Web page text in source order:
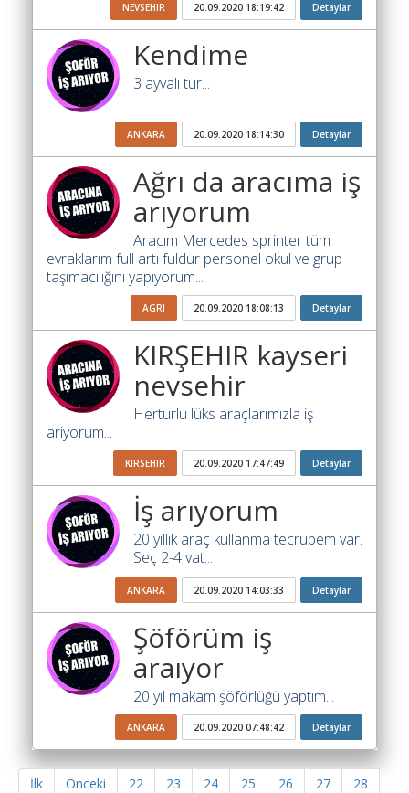
arayanlar
Aracına
Katsayısı
Ajandam
İletişim
NEVSEHIR 20.09.2020 18:19:42 Detaylar
Kendime
3 ayvalı tur...
ANKARA 20.09.2020 18:14:30 Detaylar
Ağrı da aracıma iş
arıyorum
Aracım Mercedes sprinter tüm
evraklarım full artı fuldur personel okul ve grup
taşımacılığını yapıyorum...
AGRI 20.09.2020 18:08:13 Detaylar
KIRŞEHIR kayseri
nevsehir
Herturlu lüks araçlarımızla iş
ariyorum...
KIRSEHIR 20.09.2020 17:47:49 Detaylar
İş arıyorum
20 yıllık araç kullanma tecrübem var.
Seç 2-4 vat...
ANKARA 20.09.2020 14:03:33 Detaylar
Şöförüm iş
araıyor
20 yıl makam şöförlüğü yaptım...
ANKARA 20.09.2020 07:48:42 Detaylar
İlk Önceki 22 23 24 25 26 27
28